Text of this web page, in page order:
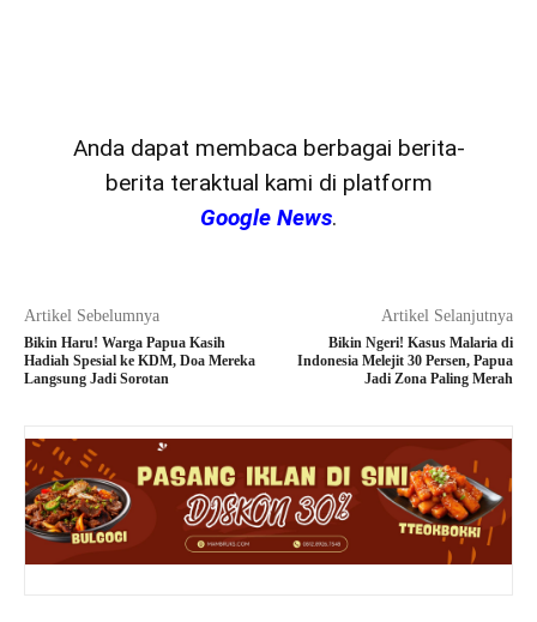
Anda dapat membaca berbagai berita-
berita teraktual kami di platform
Google News.
Artikel Sebelumnya
Bikin Haru! Warga Papua Kasih
Hadiah Spesial ke KDM, Doa Mereka
Langsung Jadi Sorotan
Artikel Selanjutnya
Bikin Ngeri! Kasus Malaria di
Indonesia Melejit 30 Persen, Papua
Jadi Zona Paling Merah